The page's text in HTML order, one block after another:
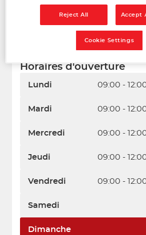
Horaires d'ouverture
Lundi 09:00 -
Mardi 09:00 -
Mercredi 09:00 -
Jeudi 09:00 -
Vendredi 09:00 -
Samedi
Dimanche
Naviguer
Reject All Accept
Cookie Settings